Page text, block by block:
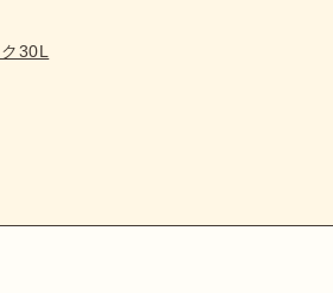
30L